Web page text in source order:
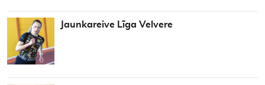
Jaunkareive Līga Velvere